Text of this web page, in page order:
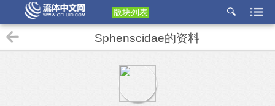
版块列表
etu
Sphenscidae的资料